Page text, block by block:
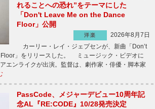
れることへの恐れ”をテーマにした
「Don't Leave Me on the Dance
Floor」公開
洋楽
2026年8月7日
カーリー・レイ・ジェプセンが、新曲「Don’t
」をリリースした。 ミュージック・ビデオに
エンライクが出演。監督は、劇作家・俳優・脚本家
PassCode、メジャーデビュー10周年記
念AL『RE:CODE』10/28発売決定